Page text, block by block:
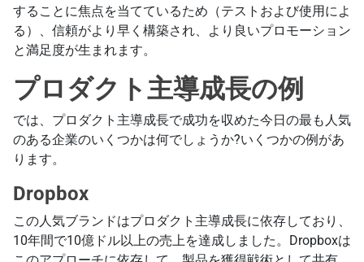
することに焦点を当てているため（テストおよび使用によ
る）、信頼がより早く構築され、より良いプロモーション
と満足度が生まれます。
プロダクト主導成長の例
では、プロダクト主導成長で成功を収めた今日の最も人気
のある企業のいくつかは何でしょうか?いくつかの例があ
ります。
Dropbox
この人気ブランドはプロダクト主導成長に依存しており、
10年間で10億ドル以上の売上を達成しました。Dropboxは